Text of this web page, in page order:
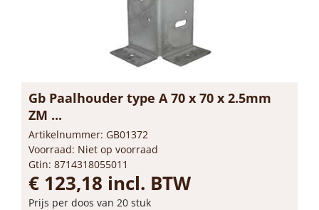
Gb Paalhouder type A 70 x 70 x 2.5mm
ZM ...
Artikelnummer: GB01372
Voorraad: Niet op voorraad
Gtin: 8714318055011
€ 123,18 incl. BTW
Prijs per doos van 20 stuk